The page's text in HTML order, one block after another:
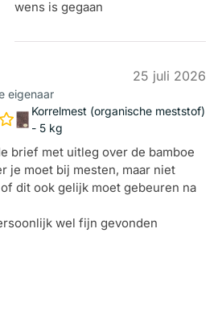
wens is gegaan
eigenaar
25 juli 2026
Korrelmest (organische meststof)
- 5 kg
brief met uitleg over de bamboe
je moet bij mesten, maar niet
dit ook gelijk moet gebeuren na
wel fijn gevonden